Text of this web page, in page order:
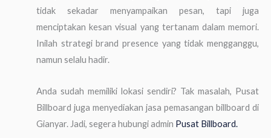
tidak sekadar menyampaikan pesan, tapi juga
menciptakan kesan visual yang tertanam dalam memori.
Inilah strategi brand presence yang tidak mengganggu,
namun selalu hadir.
Anda sudah memiliki lokasi sendiri? Tak masalah, Pusat
Billboard juga menyediakan jasa pemasangan billboard di
Gianyar. Jadi, segera hubungi admin Pusat Billboard.